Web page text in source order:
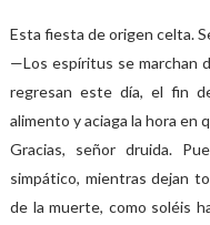
Esta fiesta de origen celta.
—Los espíritus se marchan
regresan este día, el fin
alimento y aciaga la hora en
Gracias, señor druida.
simpático, mientras dejan
de la muerte, como soléis